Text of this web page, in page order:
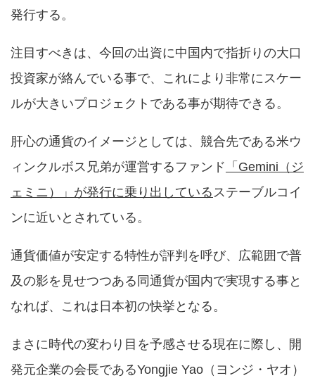
発行する。
注目すべきは、今回の出資に中国内で指折りの大口
投資家が絡んでいる事で、これにより非常にスケー
ルが大きいプロジェクトである事が期待できる。
肝心の通貨のイメージとしては、競合先である米ウ
ィンクルボス兄弟が運営するファンド 「Gemini（ジ
ェミニ）」が発行に乗り出しているステーブルコイ
ンに近いとされている。
通貨価値が安定する特性が評判を呼び、広範囲で普
及の影を見せつつある同通貨が国内で実現する事と
なれば、これは日本初の快挙となる。
まさに時代の変わり目を予感させる現在に際し、開
発元企業の会長であるYongjie Yao（ヨンジ・ヤオ）